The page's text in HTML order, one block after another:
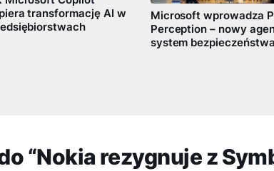
transformację AI w
Microsoft wprowadza
Perception – nowy
system bezpieczeństwa
“Nokia rezygnuje z